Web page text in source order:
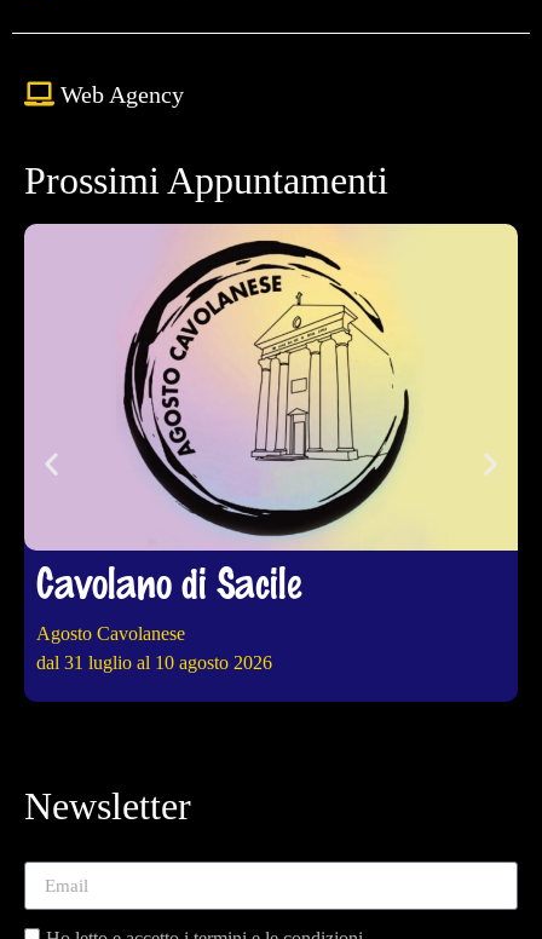
Web Agency
Prossimi Appuntamenti
Cavolano di Sacile
Agosto Cavolanese
dal 31 luglio al 10 agosto 2026
Newsletter